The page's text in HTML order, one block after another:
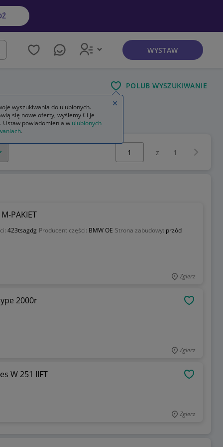
WYSTAW
POLUB WYSZUKIWANIE
Wybierz stronę:
z 1
PAKIET
423tsagdg Producent części: BMW OE Strona zabudowy: przód
Zgierz
2000r
Zgierz
W 251 IIFT
Zgierz
wyszukiwania do ulubionych.
się nowe oferty, wyślemy Ci je
Ustaw powiadomienia w ulubionych
.
Zamknij wskazówkę